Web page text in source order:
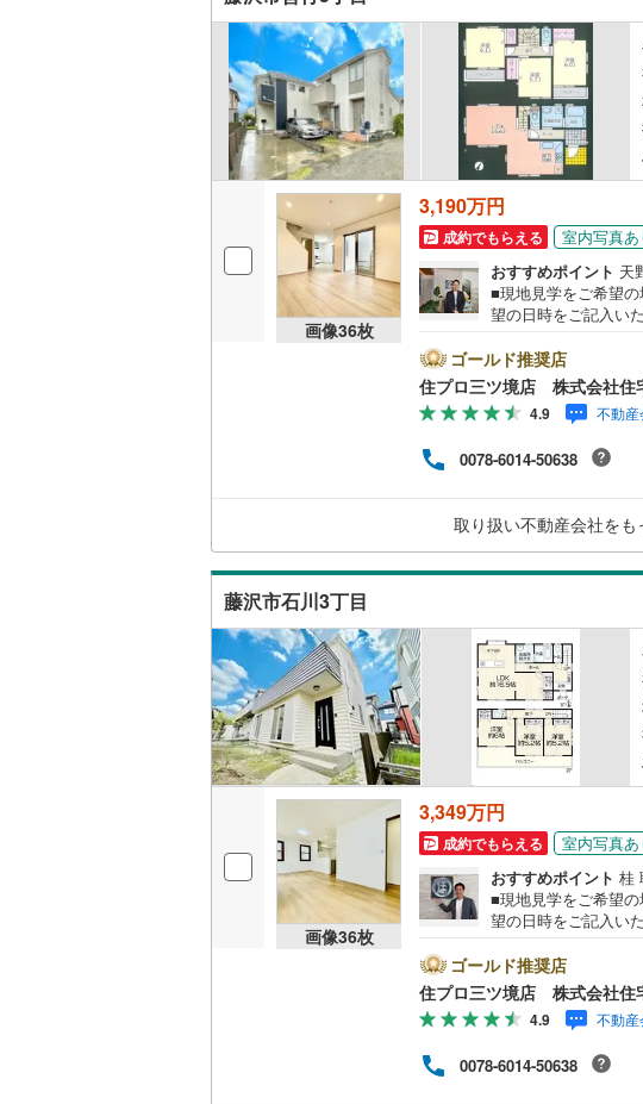
画像36枚
3,190万円
成約でもらえる 室内写真あ
おすすめポイント 天
■現地見学をご希望
望の日時をご記入い
門会社です！最新物
で、お気軽にお問合せ下さい！
弊社ではファイナン
ァイナンシャルプラ
お客様が多い【定
の生命保険】【13年
【教育費】住宅を
していきませんか？
ゴールド推奨店
住プロ三ツ境店 株式会社住
4.9 不動
0078-6014-50638
取り扱い不動産会社をも
藤沢市石川3丁目
画像36枚
3,349万円
成約でもらえる 室内写真あ
おすすめポイント 桂
■現地見学をご希望
望の日時をご記入い
門会社です！最新物
で、お気軽にお問合せ下さい！
弊社ではファイナン
ァイナンシャルプラ
お客様が多い【定
の生命保険】【13年
【教育費】住宅を
ゴールド推奨店
住プロ三ツ境店 株式会社住
4.9 不動
0078-6014-50638
該当物件0件
該当物件0件
該当物件0件
男鹿線 (5)
羽越本線( 12
飯山線( 0)
湘南新宿ライン（宇都宮
(652)
外房線(168)
成田線(100)
南武線(124
横浜線 (524)
相模線(420)
五日市線 (64)
篠ノ井線(6)
伊東線(81)
身延線(143)
武豊線( 31)
関西本線（JR東海）
参宮線(
大糸線（JR西日本）
0 )
越美北線(5)
氷見線
(0)
紀勢本線（JR西日本）(
該当物件0件
該当物件0件
最寄りの駅が始発駅
配置、向き、建ち方、日
前道6m以上（4）
平坦地
LD
リビングダイニング
キッチン
（2
即入居可能（4）
浴室乾燥機あり
ウォークインクロー
（1）
バルコニー、庭
ウッドデッキあり（3
構造・規模・施工・品質・
耐震、免震、制震構造
（ 0 ）
該当物件0件